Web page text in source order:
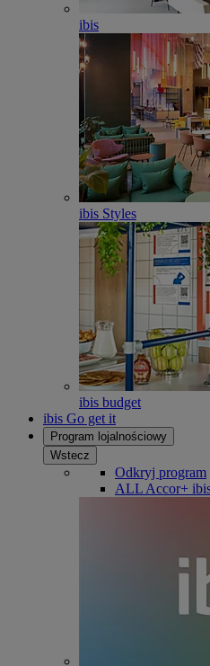
ibis
ibis Styles
ibis budget
ibis Go get it
Program lojalnościowy
Wstecz
Odkryj program
ALL Accor+